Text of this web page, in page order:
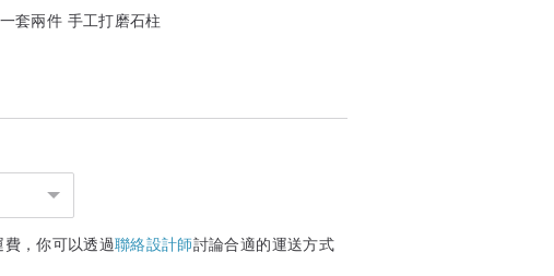
套兩件 手工打磨石柱
，你可以透過聯絡設計師討論合適的運送方式